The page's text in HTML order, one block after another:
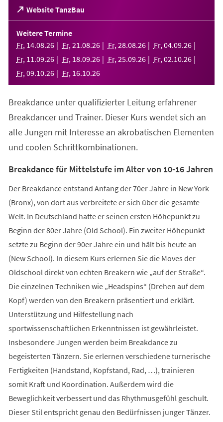
Website TanzBau
(Öffnet
in
einem
neuen
Tab)
Weitere Termine
Fr, 14.08.26 Fr, 21 .08.26 Fr, 28.08.26 Fr, 04.09.26
Fr, 11 .09.26 Fr, 18.09.26 Fr, 25.09.26 Fr, 02.10.26
Fr, 09.10.26 Fr, 16.10.26
Breakdance unter qualifizierter Leitung erfahrener
Breakdancer und Trainer. Dieser Kurs wendet sich an
alle Jungen mit Interesse an akrobatischen Elementen
und coolen Schrittkombinationen.
Breakdance für Mittelstufe im Alter von 10-16 Jahren
Der Breakdance entstand Anfang der 70er Jahre in New York
(Bronx), von dort aus verbreitete er sich über die gesamte
Welt. In Deutschland hatte er seinen ersten Höhepunkt zu
Beginn der 80er Jahre (Old School). Ein zweiter Höhepunkt
setzte zu Beginn der 90er Jahre ein und hält bis heute an
(New School). In diesem Kurs erlernen Sie die Moves der
Oldschool direkt von echten Breakern wie „auf der Straße“.
Die einzelnen Techniken wie „Headspins“ (Drehen auf dem
Kopf) werden von den Breakern präsentiert und erklärt.
Unterstützung und Hilfestellung nach
sportwissenschaftlichen Erkenntnissen ist gewährleistet.
Insbesondere Jungen werden beim Breakdance zu
begeisterten Tänzern. Sie erlernen verschiedene turnerische
Fertigkeiten (Handstand, Kopfstand, Rad, …), trainieren
somit Kraft und Koordination. Außerdem wird die
Beweglichkeit verbessert und das Rhythmusgefühl geschult.
Dieser Stil entspricht genau den Bedürfnissen junger Tänzer.